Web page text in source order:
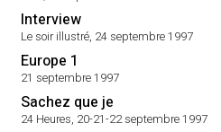
Interview
Le soir illustré, 24 septembre 1997
Europe 1
21 septembre 1997
Sachez que je
24 Heures, 20-21-22 septembre 1997